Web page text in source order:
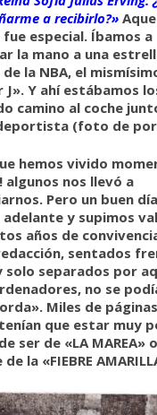
a recibirlo?»
fue especial. Íbamos a
la mano a una
la NBA, el
J». Y ahí estábamos
camino al coche
(foto de
hemos vivido
algunos nos llevó a
Pero un buen
adelante y supimos
años de
sentados
separados por
no se
Miles de
que estar muy
ser de «LA MAREA» o
la «FIEBRE